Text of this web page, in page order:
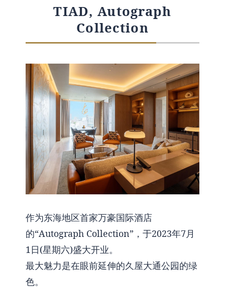
Urban（名古屋观光大饭店）
・ 名古屋ANA皇冠假日酒店
TIAD, Autograph
Collection
作为东海地区首家万豪国际酒店
的“Autograph Collection”，于2023年7月
1日(星期六)盛大开业。
最大魅力是在眼前延伸的久屋大通公园的绿
色。